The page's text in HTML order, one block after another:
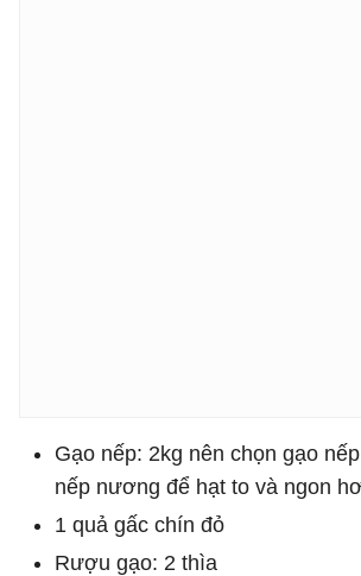
Gạo nếp: 2kg nên chọn gạo
nếp nương để hạt to và ngon
1 quả gấc chín đỏ
Rượu gạo: 2 thìa